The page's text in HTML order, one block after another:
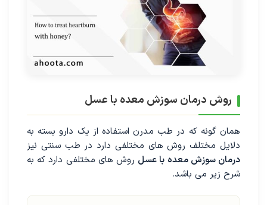
روش درمان سوزش معده با عسل
همان گونه که در طب مدرن استفاده از یک دارو بسته به
دلایل مختلف روش های مختلفی دارد در طب سنتی نیز
درمان سوزش معده با عسل روش های مختلفی دارد که به
شرح زیر می باشد.